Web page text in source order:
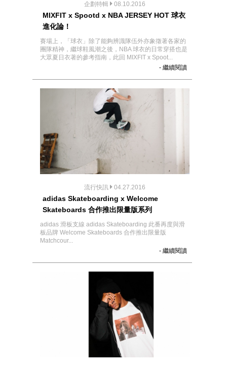
企劃特輯 08.10.2016
MIXFIT x Spootd x NBA JERSEY HOT 球衣
進化論！
賽場上，「球衣」除了能夠辨識隊伍外亦象徵著各家的
團隊精神，繼球鞋風潮之後，NBA 球衣的日常穿搭也是
大眾夏日衣著的參考指南，此回 MIXFIT x Spoot...
- 繼續閱讀
流行快訊 04.27.2016
adidas Skateboarding x Welcome
Skateboards 合作推出限量版系列
adidas 滑板支線 adidas Skateboarding 此番再度與滑
板品牌 Welcome Skateboards 合作推出限量版
Matchcour...
- 繼續閱讀